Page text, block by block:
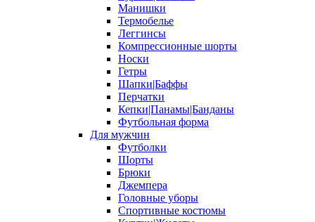
Манишки
Термобелье
Леггинсы
Компрессионные шорты
Носки
Гетры
Шапки|Баффы
Перчатки
Кепки|Панамы|Банданы
Футбольная форма
Для мужчин
Футболки
Шорты
Брюки
Джемпера
Головные уборы
Спортивные костюмы